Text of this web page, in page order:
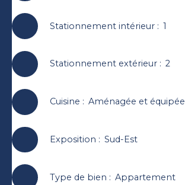
Stationnement intérieur: 1
Stationnement extérieur: 2
Cuisine : Aménagée et équipée
Exposition : Sud-Est
Type de bien : Appartement